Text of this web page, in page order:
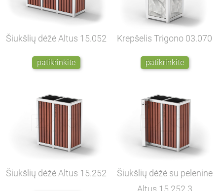
Šiukšlių dėžė Altus 15.052
patikrinkite
Krepšelis Trigono 03.070
patikrinkite
Šiukšlių dėžė Altus 15.252
Šiukšlių dėžė su pelenine
Altus 15.252.3